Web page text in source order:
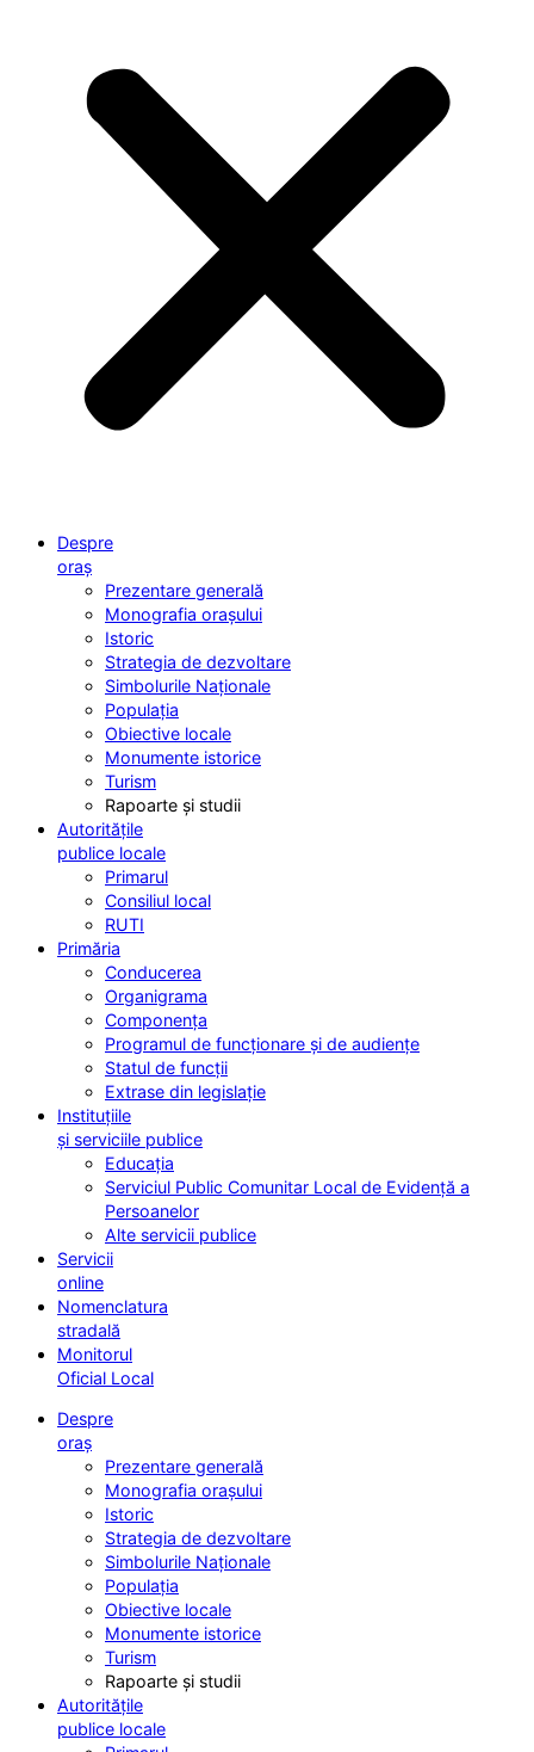
Despre
oraș
Prezentare generală
Monografia orașului
Istoric
Strategia de dezvoltare
Simbolurile Naționale
Populația
Obiective locale
Monumente istorice
Turism
Rapoarte și studii
Autoritățile
publice locale
Primarul
Consiliul local
RUTI
Primăria
Conducerea
Organigrama
Componența
Programul de funcționare și de audiențe
Statul de funcții
Extrase din legislație
Instituțiile
și serviciile publice
Educația
Serviciul Public Comunitar Local de Evidență a
Persoanelor
Alte servicii publice
Servicii
online
Nomenclatura
stradală
Monitorul
Oficial Local
Despre
oraș
Prezentare generală
Monografia orașului
Istoric
Strategia de dezvoltare
Simbolurile Naționale
Populația
Obiective locale
Monumente istorice
Turism
Rapoarte și studii
Autoritățile
publice locale